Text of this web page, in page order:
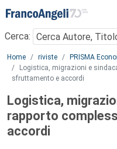
Menu
Cerca:
Main content
Home riviste PRISMA
Logistica, migrazioni e
sfruttamento e accordi
Logistica,
rapporto
accordi